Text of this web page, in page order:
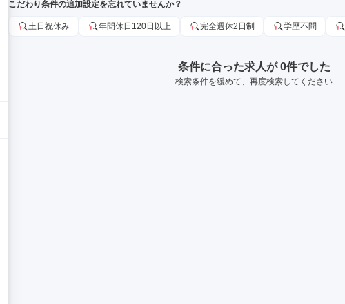
こだわり条件の追加設定を忘れていませんか？
土日祝休み 年間休日120日以上 完全週休2日制 学歴不問
条件に合った求人が 0件でした
検索条件を緩めて、再度検索してください